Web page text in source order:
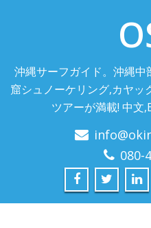
沖縄サーフガイド。沖縄中
窟シュノーケリング,カヤッ
ツアーが満載! 中文
080-